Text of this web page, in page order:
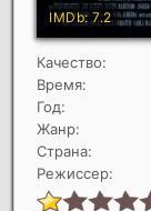
Качество:
Время:
Год:
Жанр:
Страна:
Режиссер: